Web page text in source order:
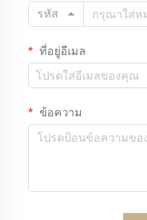
รหัส
ที่อยู่อีเมล
ข้อความ